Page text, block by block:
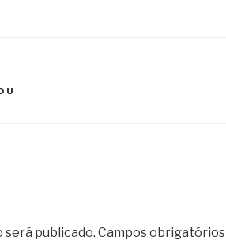
será publicado. Campos obrigatórios